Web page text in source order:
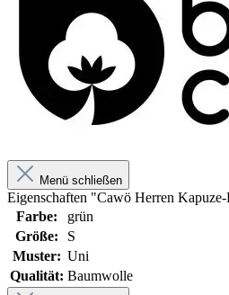
Menü schließen
Eigenschaften "Cawö Herren
Farbe:
grün
Größe:
S
Muster: Uni
Qualität: Baumwolle